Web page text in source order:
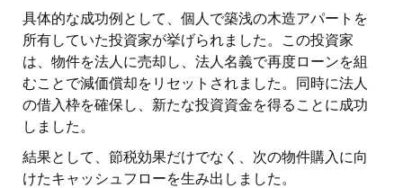
具体的な成功例として、個人で築浅の木造アパートを
所有していた投資家が挙げられました。この投資家
は、物件を法人に売却し、法人名義で再度ローンを組
むことで減価償却をリセットされました。同時に法人
の借入枠を確保し、新たな投資資金を得ることに成功
しました。
結果として、節税効果だけでなく、次の物件購入に向
けたキャッシュフローを生み出しました。